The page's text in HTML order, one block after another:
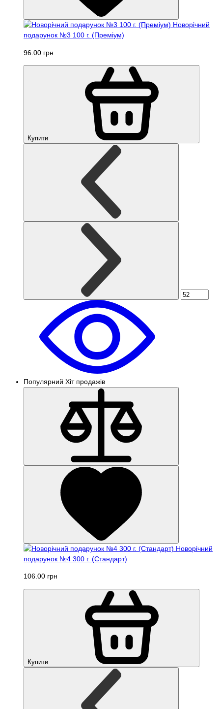
Новорічний
подарунок №3 100 г. (Преміум)
96.00 грн
Купити
Популярний Хіт продажів
Новорічний
подарунок №4 300 г. (Стандарт)
106.00 грн
Купити